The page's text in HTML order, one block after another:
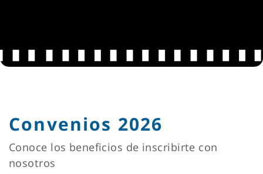
Convenios 2026
Conoce los beneficios de inscribirte con
nosotros